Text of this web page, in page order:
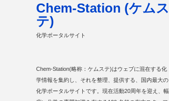
Chem-Station (ケムス
テ)
化学ポータルサイト
Chem-Station(略称：ケムステ)はウェブに混在する化
学情報を集約し、それを整理、提供する、国内最大の
化学ポータルサイトです。現在活動20周年を迎え、幅